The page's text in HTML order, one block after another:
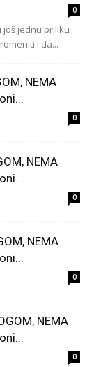
0
još jednu priliku
i da...
NEMA
0
NEMA
0
NEMA
0
NEMA
0